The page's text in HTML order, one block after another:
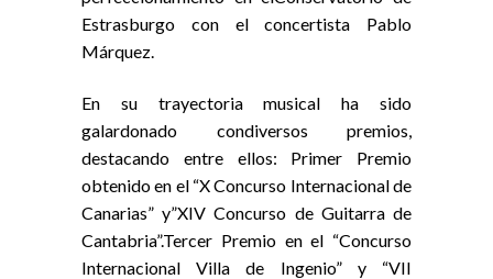
Estrasburgo con el concertista Pablo
Márquez.
En su trayectoria musical ha sido
galardonado condiversos premios,
destacando entre ellos: Primer Premio
obtenido en el “X Concurso Internacional de
Canarias” y”XIV Concurso de Guitarra de
Cantabria”.Tercer Premio en el “Concurso
Internacional Villa de Ingenio” y “VII